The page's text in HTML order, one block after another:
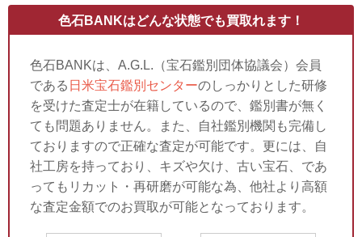
色石BANKはどんな状態でも買取れます！
色石BANKは、A.G.L.（宝石鑑別団体協議会）会員
である 日米宝石鑑別センターのしっかりとした研修
を受けた査定士が在籍しているので、鑑別書が無く
ても問題ありません。また、自社鑑別機関も完備し
ておりますので正確な査定が可能です。更には、自
社工房を持っており、キズや欠け、古い宝石、であ
ってもリカット・再研磨が可能な為、他社より高額
な査定金額でのお買取が可能となっております。